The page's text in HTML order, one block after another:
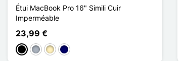
Étui MacBook Pro 16" Simili Cuir
Imperméable
23,99 €
MustaHarmaaMarron Clair
Bleu Marine